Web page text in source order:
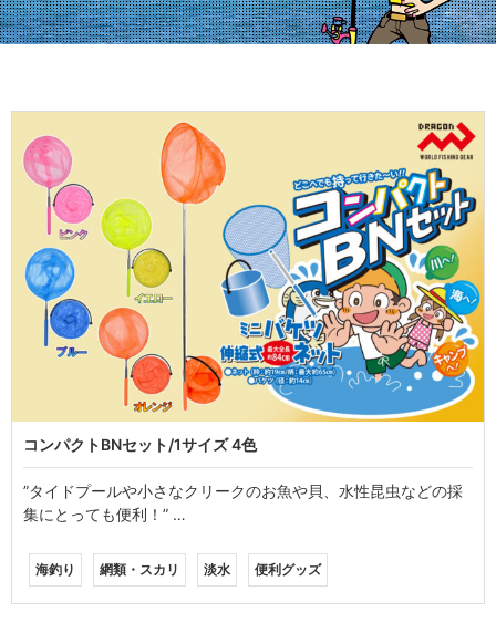
コンパクトBNセット/1サイズ 4色
”タイドプールや小さなクリークのお魚や貝、水性昆虫などの採
集にとっても便利！” …
海釣り 網類・スカリ 淡水 便利グッズ